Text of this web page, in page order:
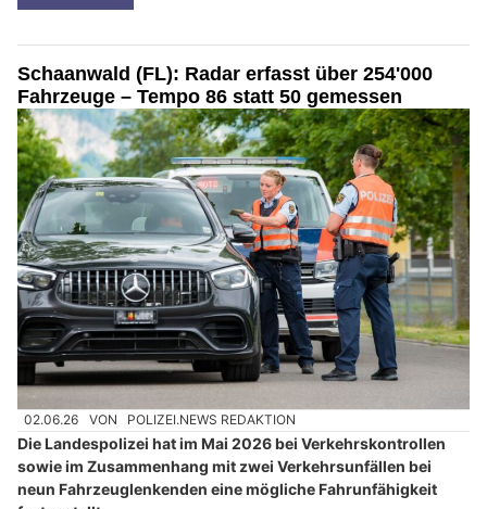
Schaanwald (FL): Radar erfasst über 254'000
Fahrzeuge – Tempo 86 statt 50 gemessen
02.06.26 VON POLIZEI.NEWS REDAKTION
Die Landespolizei hat im Mai 2026 bei Verkehrskontrollen
sowie im Zusammenhang mit zwei Verkehrsunfällen bei
neun Fahrzeuglenkenden eine mögliche Fahrunfähigkeit